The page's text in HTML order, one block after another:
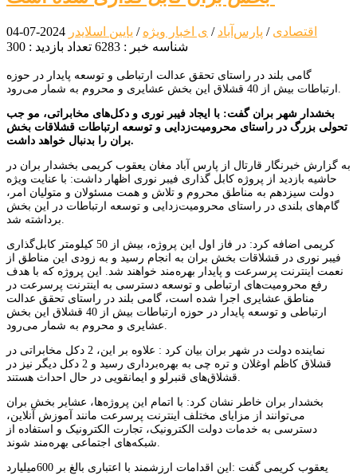
اقتصادی / پارس‌آباد / ی اخبار ویژه / یایین اسلایدر 2024-07-04
شناسه خبر : 6283
تعداد بازدید : 300
گامی بلند در راستای تحقق عدالت ارتباطی و توسعه پایدار در حوزه
بخشدار شهر بران گفت: با ایجاد فیبر نوری و دکل‌های مخابراتی، مو جب
تحولی بزرگ در راستای محرومیت‌زدایی و توسعه ارتباطات قشلاقات بخش
بران را بدنبال خواهد داشت.
به گزارش خبرنگار قارتال از پارس آباد مغان یعقوب کریمی بخشدار بران‌ در
حاشیه بازدید از پروژه کابل گذاری فیبر نوری اظهار داشت: با عنایت ویژه
دولت سیزدهم به مناطق محروم و تلاش و همت مسئولان و متولیان امر،
گام‌های بلندی در راستای محرومیت‌زدایی و توسعه ارتباطات در این بخش
کریمی اضافه کرد: در فاز اول این پروژه، بیش از 50 کیلومتر کابل‌گذاری
فیبر نوری در قشلاقات بخش بران به انجام رسید و به زودی این مناطق از
نعمت اینترنت پرسرعت و پایدار بهره‌مند خواهند شد. این پروژه که با هدف
رفع محرومیت‌های ارتباطی و توسعه دسترسی به اینترنت پرسرعت در
مناطق عشایری اجرا شده است، گامی بلند در راستای تحقق عدالت
ارتباطی و توسعه پایدار در حوزه ارتباطات بیش از 40 قشلاق این بخش
نماینده دولت در شهر بران بیان کرد : علاوه بر این، 2 دکل مخابراتی در
قشلاق کاظم اوغلان و تره چی به بهره‌برداری رسید و 2 دکل دیگر نیز در
بخشدار بران خاطر نشان کرد: با اتمام این پروژه‌ها، عشایر بخش بران
می‌توانند از مزایای مختلف اینترنت پرسرعت مانند آموزش آنلاین،
دسترسی به خدمات دولت الکترونیک، تجارت الکترونیک و استفاده از
یعقوب کریمی گفت :این اقدامات ارزشمند با اعتباری بالغ بر 600میلیارد